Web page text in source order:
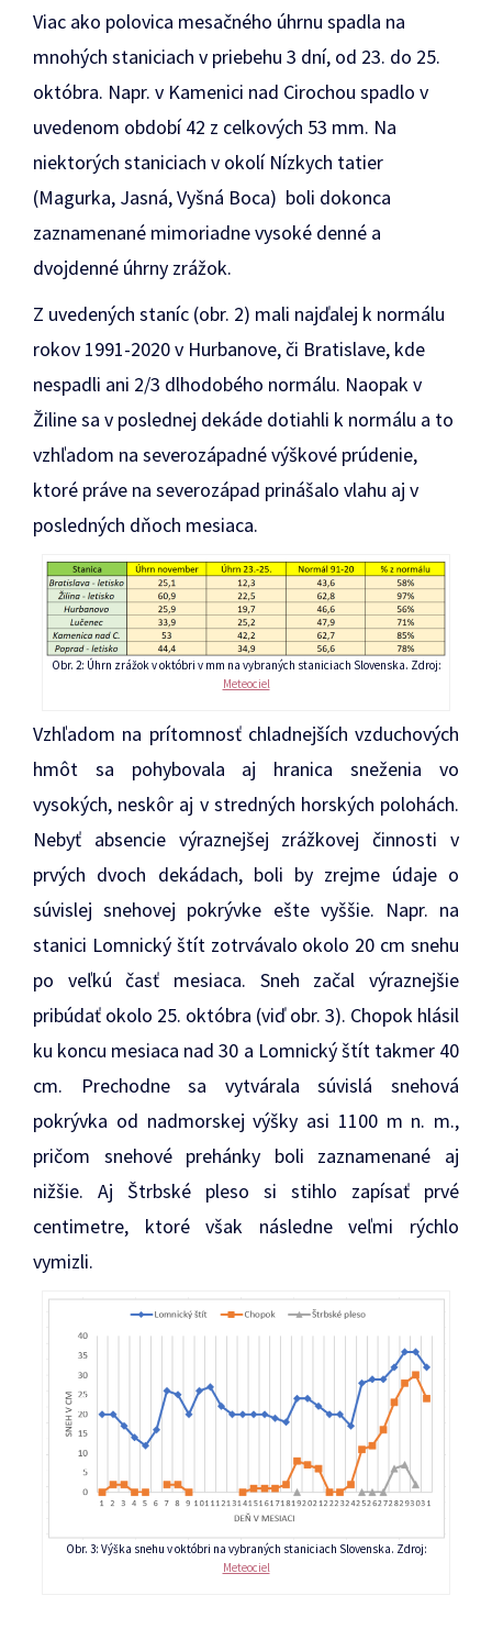
Viac ako polovica mesačného úhrnu spadla na
mnohých staniciach v priebehu 3 dní, od 23. do 25.
októbra. Napr. v Kamenici nad Cirochou spadlo v
uvedenom období 42 z celkových 53 mm. Na
niektorých staniciach v okolí Nízkych tatier
(Magurka, Jasná, Vyšná Boca) boli dokonca
zaznamenané mimoriadne vysoké denné a
dvojdenné úhrny zrážok.
Z uvedených staníc (obr. 2) mali najďalej k normálu
rokov 1991-2020 v Hurbanove, či Bratislave, kde
nespadli ani 2/3 dlhodobého normálu. Naopak v
Žiline sa v poslednej dekáde dotiahli k normálu a to
vzhľadom na severozápadné výškové prúdenie,
ktoré práve na severozápad prinášalo vlahu aj v
posledných dňoch mesiaca.
Obr. 2: Úhrn zrážok v októbri v mm na vybraných staniciach Slovenska. Zdroj:
Meteociel
Vzhľadom na prítomnosť chladnejších vzduchových
hmôt sa pohybovala aj hranica sneženia vo
vysokých, neskôr aj v stredných horských polohách.
Nebyť absencie výraznejšej zrážkovej činnosti v
prvých dvoch dekádach, boli by zrejme údaje o
súvislej snehovej pokrývke ešte vyššie. Napr. na
stanici Lomnický štít zotrvávalo okolo 20 cm snehu
po veľkú časť mesiaca. Sneh začal výraznejšie
pribúdať okolo 25. októbra (viď obr. 3). Chopok hlásil
ku koncu mesiaca nad 30 a Lomnický štít takmer 40
cm. Prechodne sa vytvárala súvislá snehová
pokrývka od nadmorskej výšky asi 1100 m n. m.,
pričom snehové prehánky boli zaznamenané aj
nižšie. Aj Štrbské pleso si stihlo zapísať prvé
centimetre, ktoré však následne veľmi rýchlo
vymizli.
Obr. 3: Výška snehu v októbri na vybraných staniciach Slovenska. Zdroj:
Meteociel